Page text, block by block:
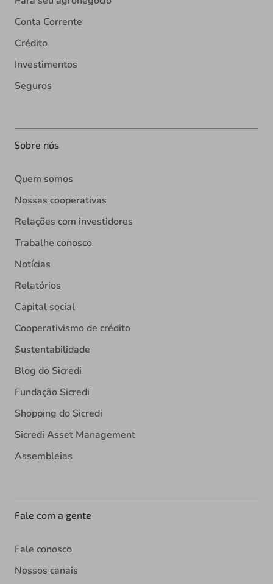
Conta Corrente
Crédito
Investimentos
Seguros
Sobre nós
Quem somos
Nossas cooperativas
Relações com investidores
Trabalhe conosco
Notícias
Relatórios
Capital social
Cooperativismo de crédito
Sustentabilidade
Blog do Sicredi
Fundação Sicredi
Shopping do Sicredi
Sicredi Asset Management
Assembleias
Fale com a gente
Fale conosco
Nossos canais